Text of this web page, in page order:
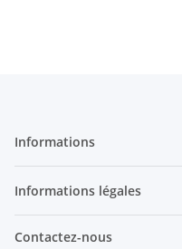
Informations
Informations légales
Contactez-nous